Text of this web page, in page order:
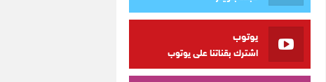
يوتوب
اشترك بقناتنا على يوتوب